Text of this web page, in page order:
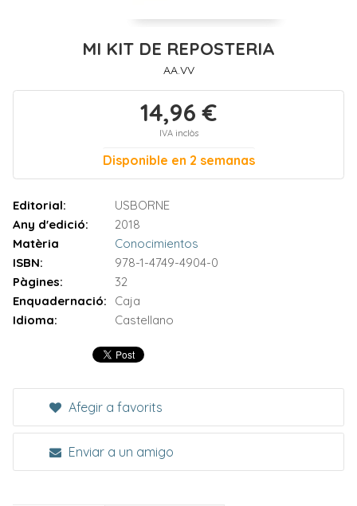
MI KIT DE REPOSTERIA
AA.VV
14,96 €
IVA inclòs
Disponible en 2 semanas
Editorial:
USBORNE
Any d'edició:
2018
Matèria
Conocimientos
ISBN:
978-1-4749-4904-0
Pàgines:
32
Enquadernació:
Caja
Idioma:
Castellano
Afegir a favorits
Enviar a un amigo